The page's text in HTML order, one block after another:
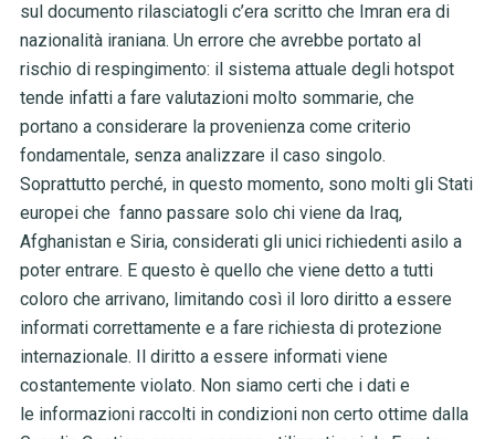
sul documento rilasciatogli c’era scritto che Imran era di
nazionalità iraniana. Un errore che avrebbe portato al
rischio di respingimento: il sistema attuale degli hotspot
tende infatti a fare valutazioni molto sommarie, che
portano a considerare la provenienza come criterio
fondamentale, senza analizzare il caso singolo.
Soprattutto perché, in questo momento, sono molti gli Stati
europei che fanno passare solo chi viene da Iraq,
Afghanistan e Siria, considerati gli unici richiedenti asilo a
poter entrare. E questo è quello che viene detto a tutti
coloro che arrivano, limitando così il loro diritto a essere
informati correttamente e a fare richiesta di protezione
internazionale. Il diritto a essere informati viene
costantemente violato. Non siamo certi che i dati e
le informazioni raccolti in condizioni non certo ottime dalla